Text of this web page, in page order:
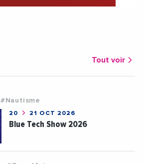
Tout voir
#Nautisme
20 21 OCT 2026
Blue Tech Show 2026